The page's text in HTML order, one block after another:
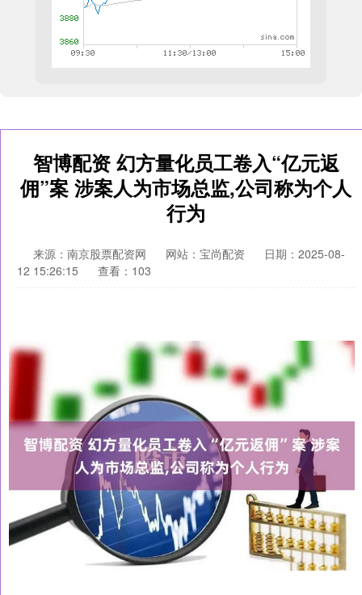
智博配资 幻方量化员工卷入“亿元返
佣”案 涉案人为市场总监,公司称为个人
行为
来源：南京股票配资网 网站：宝尚配资
日期：2025-08-
12 15:26:15
查看：103